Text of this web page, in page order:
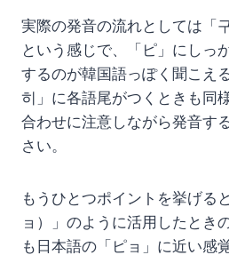
実際の発音の流れとしては「
という感じで、「ピ」にしっ
するのが韓国語っぽく聞こえ
히」に各語尾がつくときも同
合わせに注意しながら発音す
さい。
もうひとつポイントを挙げる
ョ）」のように活用したとき
も日本語の「ピョ」に近い感